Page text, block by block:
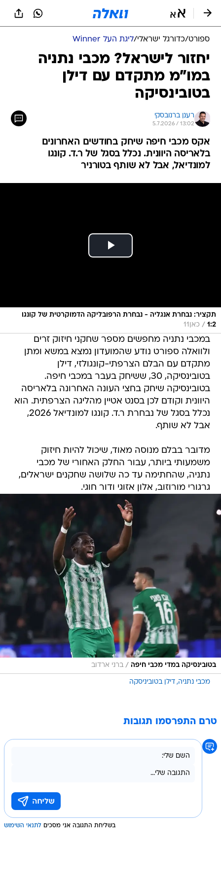
ספורט/כדורגל ישראלי/ליגת העל Winner
יחזור לישראל? מכבי נתניה
במו"מ מתקדם עם דילן
בטובינסיקה
רענן ברנובסקי
5.7.2026 / 13:02
אקס מכבי חיפה שיחק בחודשים האחרונים
בלאריסה היוונית. נכלל בסגל של ר.ד. קונגו
למונדיאל, אבל לא שותף בטורניר
תקציר: נבחרת אנגליה - נבחרת הרפובליקה הדמוקרטית של קונגו
1:2
/ כאן11
במכבי נתניה מחפשים מספר שחקני חיזוק זרים
ולוואלה ספורט נודע שהמועדון נמצא במשא ומתן
מתקדם עם הבלם הצרפתי-קונגולזי, דילן
בטובינסיקה, 30, ששיחק בעבר במכבי חיפה.
בטובינסיקה שיחק בחצי העונה האחרונה בלאריסה
היוונית וקודם לכן בסנט אטיין מהליגה הצרפתית. הוא
נכלל בסגל של נבחרת ר.ד. קונגו למונדיאל 2026,
אבל לא שותף.
מדובר בבלם מנוסה מאוד, שיכול להיות חיזוק
משמעותי ביותר, עבור החלק האחורי של מכבי
נתניה, שהחתימה עד כה שלושה שחקנים ישראלים,
גרגורי מורוזוב, אלון אזוגי ודור חוגי.
בטובינסיקה במדי מכבי חיפה / ברני ארדוב
מכבי נתניה דילן בטוביניסקה
טרם התפרסמו תגובות
בשליחת התגובה אני מסכים לתנאי השימוש